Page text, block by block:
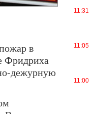
в
Фридриха
дежурную
11:31
11:05
11:00